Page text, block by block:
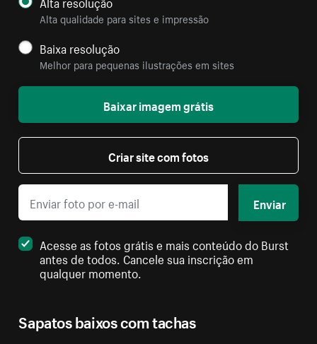
Sapatos baixos com tachas
Alta qualidade para sites e impressão
Baixa resolução
Melhor para pequenas ilustrações em sites
Baixar imagem grátis
Criar site com fotos
Enviar
Acesse as fotos grátis e mais conteúdo do Burst
antes de todos. Cancele sua inscrição em
qualquer momento.